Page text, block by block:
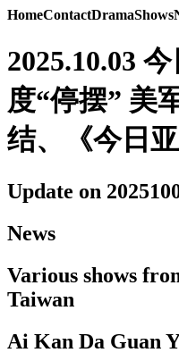
HomeContactDramaShows
2025.10.03
度“停摆” 美
结、《今日亚
Update on
News
Various shows
Taiwan
Ai Kan Da Guan